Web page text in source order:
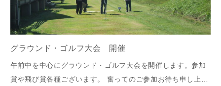
グラウンド・ゴルフ大会 開催
午前中を中心にグラウンド・ゴルフ大会を開催します。参加
賞や飛び賞各種ございます。 奮ってのご参加お待ち申し上げ